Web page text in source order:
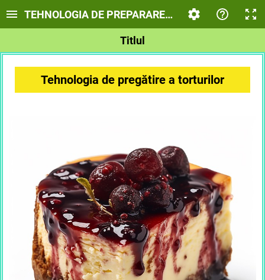
TEHNOLOGIA DE PREPARARE A TORTURILOR
Titlul
Tehnologia de pregătire a torturilor